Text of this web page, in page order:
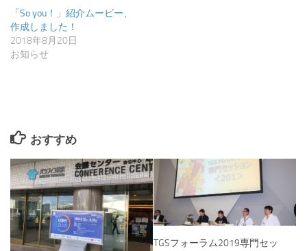
「So you！」紹介ムービー、
作成しました！
2018年8月20日
お知らせ
おすすめ
TGSフォーラム2019専門セッ